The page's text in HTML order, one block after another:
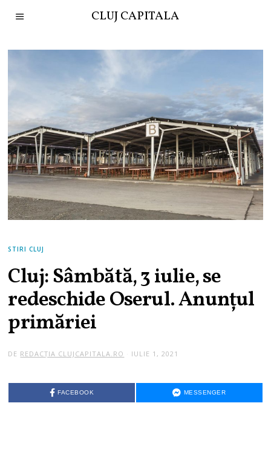
CLUJ CAPITALA
STIRI CLUJ
Cluj: Sâmbătă, 3 iulie, se
redeschide Oserul. Anunțul
primăriei
DE REDACȚIA CLUJCAPITALA.RO IULIE 1, 2021
FACEBOOK MESSENGER